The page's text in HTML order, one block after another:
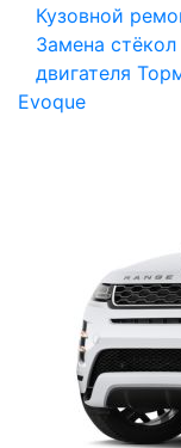
Кузовной
Замена стёкол
двигателя
Evoque